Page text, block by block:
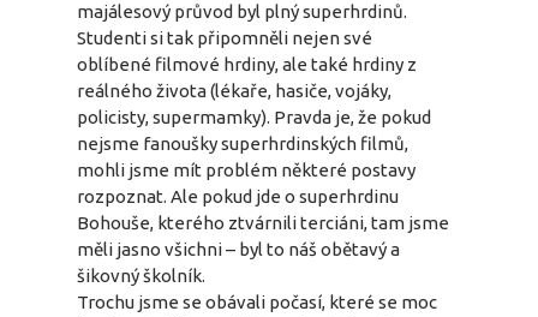
majálesový průvod byl plný superhrdinů.
Studenti si tak připomněli nejen své
oblíbené filmové hrdiny, ale také hrdiny z
reálného života (lékaře, hasiče, vojáky,
policisty, supermamky). Pravda je, že pokud
nejsme fanoušky superhrdinských filmů,
mohli jsme mít problém některé postavy
rozpoznat. Ale pokud jde o superhrdinu
Bohouše, kterého ztvárnili terciáni, tam jsme
měli jasno všichni – byl to náš obětavý a
šikovný školník.
Trochu jsme se obávali počasí, které se moc